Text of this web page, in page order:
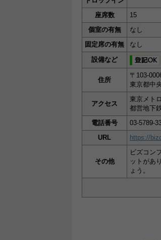
座席数
15
個室の有無
なし
固定席の有無
なし
設備など
住所
〒103-
東京都中
アクセス
東京メト
都営地下
電話番号
03-5789-
URL
https://
その他
ビズコン
ットがあ
ょう。